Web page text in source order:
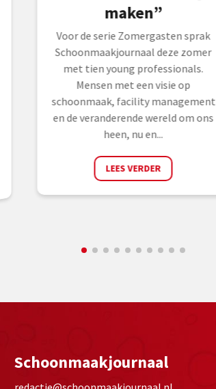
maken”
Voor de serie Zomergasten sprak
Schoonmaakjournaal deze zomer
met tien young professionals.
Mensen met een visie op
schoonmaak, facility management
en de veranderende wereld om ons
heen, nu en...
LEES VERDER
Schoonmaakjournaal